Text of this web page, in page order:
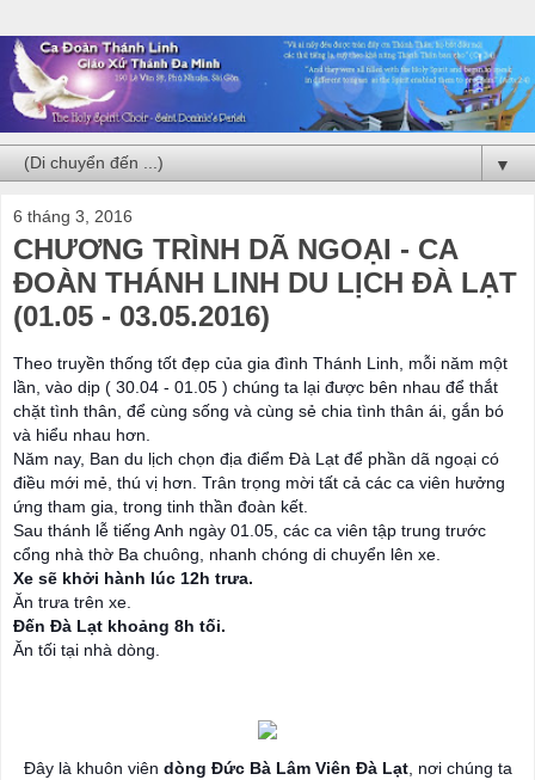
▼
6 tháng 3, 2016
CHƯƠNG TRÌNH DÃ NGOẠI - CA
ĐOÀN THÁNH LINH DU LỊCH ĐÀ LẠT
(01.05 - 03.05.2016)
Theo truyền thống tốt đẹp của gia đình Thánh Linh, mỗi năm một
lần, vào dịp ( 30.04 - 01.05 ) chúng ta lại được bên nhau để thắt
chặt tình thân, để cùng sống và cùng sẻ chia tình thân ái, gắn bó
và hiểu nhau hơn.
Năm nay, Ban du lịch chọn địa điểm Đà Lạt để phần dã ngoại có
điều mới mẻ, thú vị hơn. Trân trọng mời tất cả các ca viên hưởng
ứng tham gia, trong tinh thần đoàn kết.
Sau thánh lễ tiếng Anh ngày 01.05, các ca viên tập trung trước
cổng nhà thờ Ba chuông, nhanh chóng di chuyển lên xe.
Xe sẽ khởi hành lúc 12h trưa.
Ăn trưa trên xe.
Đến Đà Lạt khoảng 8h tối.
Ăn tối tại nhà dòng.
Đây là khuôn viên dòng Đức Bà Lâm Viên Đà Lạt, nơi chúng ta